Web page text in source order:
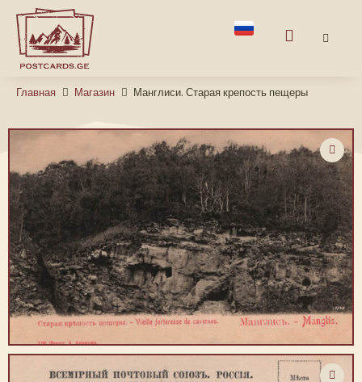
Главная Магазин Манглиси. Старая крепость пещеры